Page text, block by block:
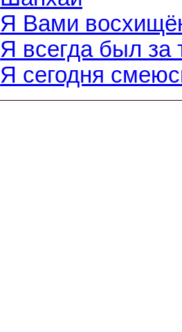
Я Вами
Я всегда был за
Я сегодня